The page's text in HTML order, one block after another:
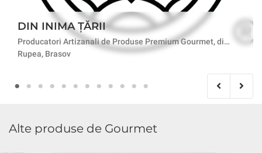
DIN INIMA ȚĂRII
Producatori Artizanali de Produse Premium Gourmet, din 2021
Rupea, Brasov
Alte produse de Gourmet